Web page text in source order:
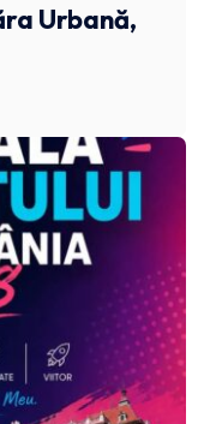
Urbană,